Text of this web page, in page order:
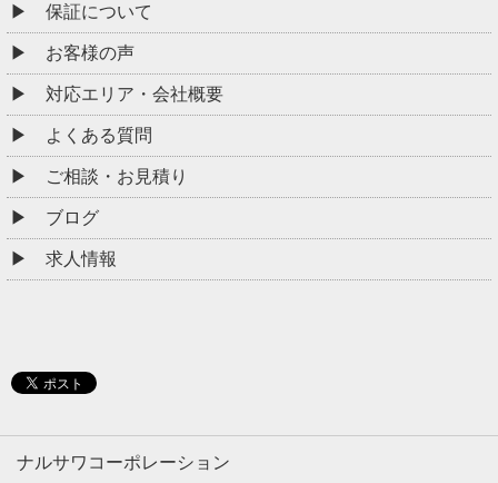
保証について
お客様の声
対応エリア・会社概要
よくある質問
ご相談・お見積り
ブログ
求人情報
ナルサワコーポレーション